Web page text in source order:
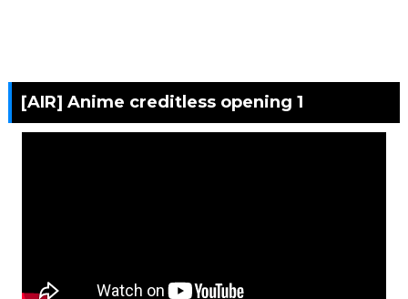
[AIR] Anime creditless opening 1